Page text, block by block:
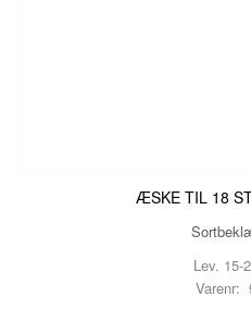
ÆSKE TIL 18
Lev. 15-
Varenr: